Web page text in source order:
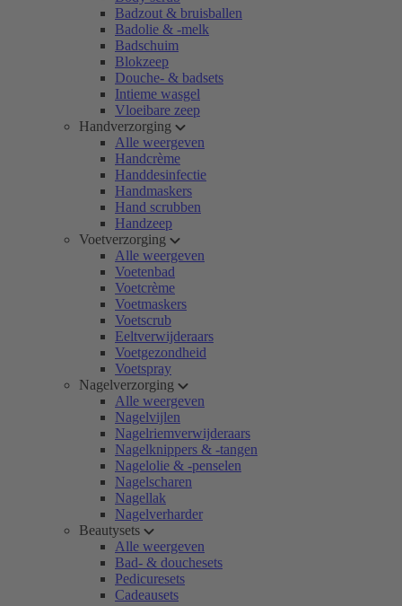
Badzout & bruisballen
Badolie & -melk
Badschuim
Blokzeep
Douche- & badsets
Intieme wasgel
Vloeibare zeep
Handverzorging
Alle weergeven
Handcrème
Handdesinfectie
Handmaskers
Hand scrubben
Handzeep
Voetverzorging
Alle weergeven
Voetenbad
Voetcrème
Voetmaskers
Voetscrub
Eeltverwijderaars
Voetgezondheid
Voetspray
Nagelverzorging
Alle weergeven
Nagelvijlen
Nagelriemverwijderaars
Nagelknippers & -tangen
Nagelolie & -penselen
Nagelscharen
Nagellak
Nagelverharder
Beautysets
Alle weergeven
Bad- & douchesets
Pedicuresets
Cadeausets